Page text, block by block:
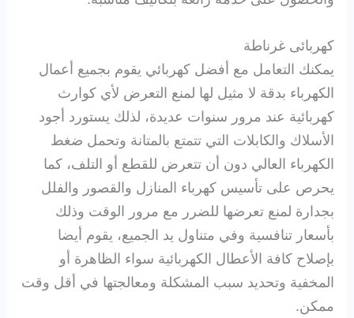
كهربائى غرناطة
يمكنك التعامل مع أفضل كهربائي يقوم بجميع أعمال
الكهرباء بدقة لا مثيل لها لمنع التعرض لأي كوارث
كهربائية عند مرور سنوات عديدة، لذلك يستورد أجود
الأسلاك والكابلات التي تتمتع بالمتانة وتحمل ضغط
الكهرباء العالي دون أن تتعرض للقطع أو التلف، كما
يحرص على تأسيس كهرباء المنازل والقصور والفلل
بجدارة لمنع تعرضها للضرر مع مرور الوقت وذلك
بأسعار تنافسية وفي متناول يد الجميع، يقوم أيضا
بإصلاح كافة الأعطال الكهربائية سواء الظاهرة أو
المخفية وتحديد سبب المشكلة ومعالجتها في أقل وقت
ممكن.